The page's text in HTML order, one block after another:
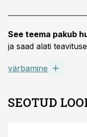
See teema pakub
ja saad alati
värbamine
SEOTUD